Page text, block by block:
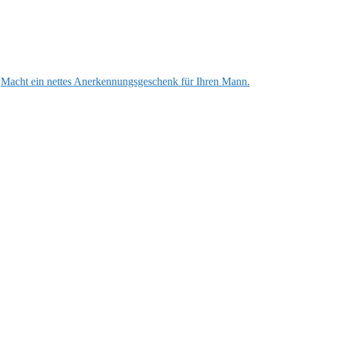
Macht ein nettes Anerkennungsgeschenk für Ihren Mann.